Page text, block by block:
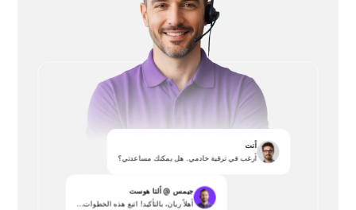
أنت
أرغب في ترقية خادمي. هل يمكنك مساعدتي؟
جيمس @ ألتا هوست
أهلاً ريان، بالتأكيد! اتبع هذه الخطوات...